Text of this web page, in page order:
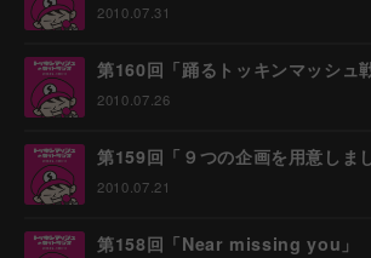
2010.07.31
第160回「踊るトッキンマッシュ
2010.07.26
第159回「９つの企画を用意しま
2010.07.21
第158回「Near missing you」